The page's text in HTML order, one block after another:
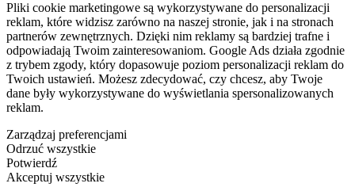
Pliki cookie marketingowe są wykorzystywane do personalizacji
reklam, które widzisz zarówno na naszej stronie, jak i na stronach
partnerów zewnętrznych. Dzięki nim reklamy są bardziej trafne i
odpowiadają Twoim zainteresowaniom. Google Ads działa zgodnie
z trybem zgody, który dopasowuje poziom personalizacji reklam do
Twoich ustawień. Możesz zdecydować, czy chcesz, aby Twoje
dane były wykorzystywane do wyświetlania spersonalizowanych
reklam.
Zarządzaj preferencjami
Odrzuć wszystkie
Potwierdź
Akceptuj wszystkie